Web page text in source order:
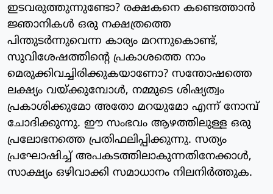
ഇടവരുത്തുന്നുണ്ടോ? രക്ഷകനെ കണ്ടെത്താന്‍
ജ്ഞാനികള്‍ ഒരു നക്ഷത്രത്തെ
പിന്തുടര്‍ന്നുവെന്ന കാര്യം മറന്നുകൊണ്ട്,
സുവിശേഷത്തിന്റെ പ്രകാശത്തെ നാം
മെരുക്കിവച്ചിരിക്കുകയാണോ? സന്തോഷത്തെ
ലക്ഷ്യം വയ്ക്കുമ്പോള്‍, നമ്മുടെ ശിഷ്യത്വം
പ്രകാശിക്കുമോ അതോ മറയുമോ എന്ന് നോമ്പ്
ചോദിക്കുന്നു. ഈ സംഭവം ആഴത്തിലുള്ള ഒരു
പ്രലോഭനത്തെ പ്രതിഫലിപ്പിക്കുന്നു. സത്യം
പ്രഘോഷിച്ച് അപകടത്തിലാകുന്നതിനേക്കാള്‍,
സാക്ഷ്യം ഒഴിവാക്കി സമാധാനം നിലനിര്‍ത്തുക.